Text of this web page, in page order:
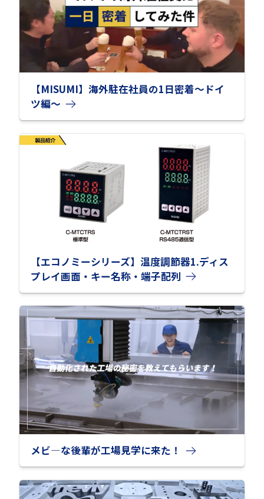
【MISUMI】海外駐在社員の1日密着～ドイ
ツ編～
【エコノミーシリーズ】温度調節器1.ディス
プレイ画面・キー名称・端子配列
メビ―な後輩が工場見学に来た！